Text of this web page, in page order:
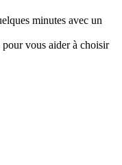
minutes avec un
pour vous aider à choisir